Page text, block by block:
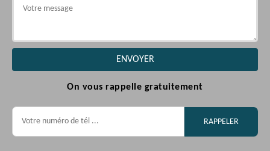
On vous rappelle gratuitement